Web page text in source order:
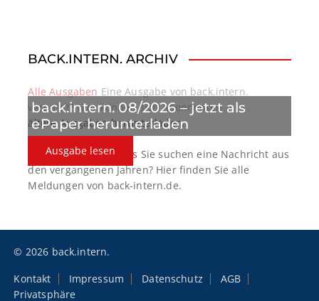
nback.intern. 08/2026 – jetzt als
ePaper herunterladen
Ausgabe lesen
BACK.INTERN. ARCHIV
Alle Ausgaben Eine Ausgabe von back.intern.
verpasst? Hier können sich Abonnenten
ältere Ausgaben herunterladen.
back.intern. Top-News Sie suchen eine Nachricht aus
den vergangenen Jahren? Hier finden Sie alle
Meldungen von back-intern.de.
© 2026 back.intern.
Kontakt
Impressum Datenschutz
AGB
Privatsphäre